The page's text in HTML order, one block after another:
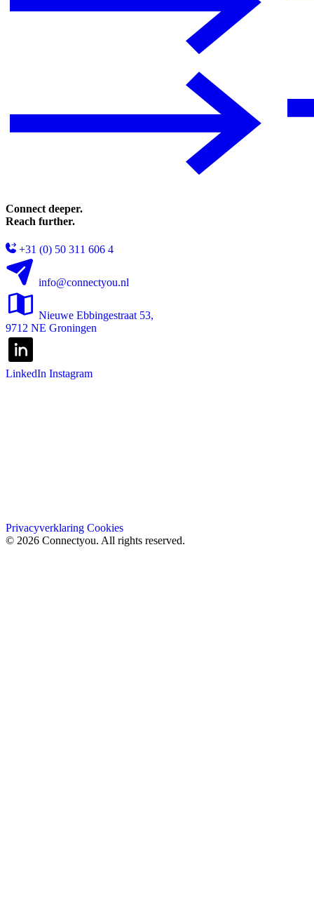
Connect deeper.
Reach further.
+31 (0) 50 311 606 4
info@connectyou.nl
Nieuwe Ebbingestraat 53,
9712 NE Groningen
LinkedIn Instagram
Privacyverklaring Cookies
© 2026 Connectyou. All rights reserved.